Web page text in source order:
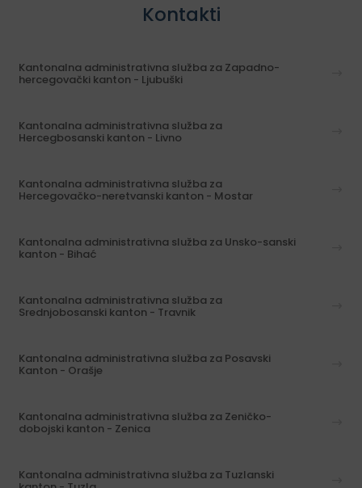
Kontakti
Kantonalna administrativna služba za Zapadno-
hercegovački kanton - Ljubuški
Kantonalna administrativna služba za
Hercegbosanski kanton - Livno
Kantonalna administrativna služba za
Hercegovačko-neretvanski kanton - Mostar
Kantonalna administrativna služba za Unsko-sanski
kanton - Bihać
Kantonalna administrativna služba za
Srednjobosanski kanton - Travnik
Kantonalna administrativna služba za Posavski
Kanton - Orašje
Kantonalna administrativna služba za Zeničko-
dobojski kanton - Zenica
Kantonalna administrativna služba za Tuzlanski